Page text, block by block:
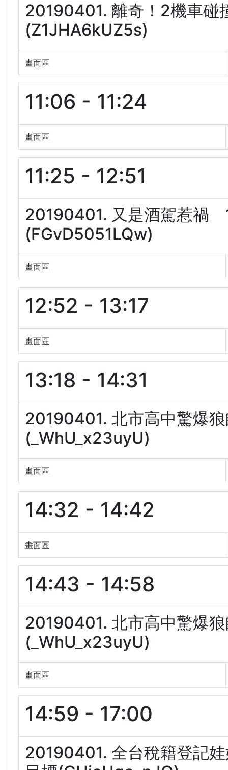
20190401. 離奇！2機車
(Z1JHA6kUZ5s)
畫面區
11:06 - 11:24
畫面區
11:25 - 12:51
20190401. 又是酒駕惹禍
(FGvD5051LQw)
畫面區
12:52 - 13:17
畫面區
13:18 - 14:31
20190401. 北市高中驚爆
(_WhU_x23uyU)
畫面區
14:32 - 14:42
畫面區
14:43 - 14:58
20190401. 北市高中驚爆
(_WhU_x23uyU)
畫面區
14:59 - 17:00
20190401. 全台稅籍登記